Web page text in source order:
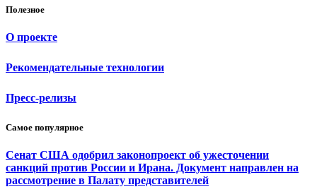
Полезное
О проекте
Рекомендательные технологии
Пресс-релизы
Самое популярное
Сенат США одобрил законопроект об ужесточении
санкций против России и Ирана. Документ направлен на
рассмотрение в Палату представителей